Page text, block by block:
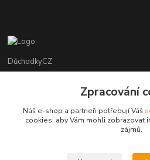
DůchodkyCZ
+420 412384749
objednavky@duchodky.cz
Zpracování
Náš e-shop a partneři potřebují Váš
cookies, aby Vám mohli zobrazovat
zájmů.